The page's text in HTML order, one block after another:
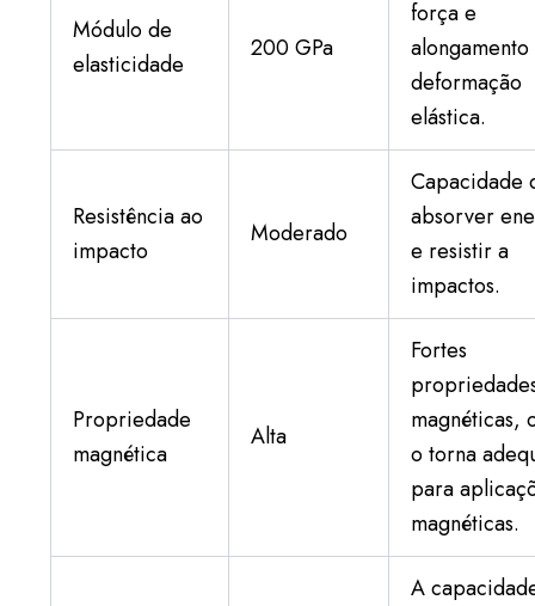
Módulo de
elasticidade
200 GPa
força e
alongamento
deformação
elástica.
Resistência ao
impacto
Moderado
Capacidade
absorver
e resistir a
impactos.
Propriedade
magnética
Alta
Fortes
magnéticas,
o torna
para
magnéticas.
A